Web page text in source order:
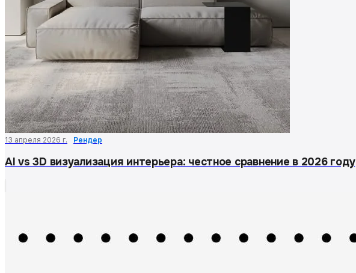
13 апреля 2026 г. Рендер
AI vs 3D визуализация интерьера: честное сравнение в 2026 году